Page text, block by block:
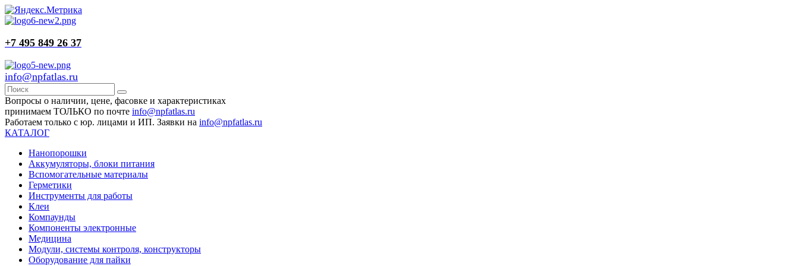
+7 495 849 26 37
info@npfatlas.ru
Вопросы о наличии, цене, фасовке и характеристиках
принимаем ТОЛЬКО по почте info@npfatlas.ru
Работаем только с юр. лицами и ИП. Заявки на info@npfatlas.ru
КАТАЛОГ
Нанопорошки
Аккумуляторы, блоки питания
Вспомогательные материалы
Герметики
Инструменты для работы
Клеи
Компаунды
Компоненты электронные
Медицина
Модули, системы контроля, конструкторы
Оборудование для пайки